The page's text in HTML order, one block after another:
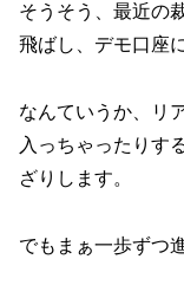
そうそう、最近の
飛ばし、デモ口座
なんていうか、リ
入っちゃったりす
ざりします。
でもまぁ一歩ずつ